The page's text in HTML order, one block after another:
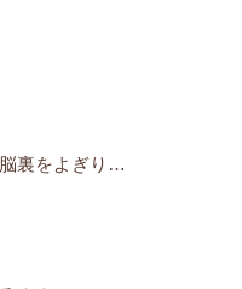
裏をよぎり…